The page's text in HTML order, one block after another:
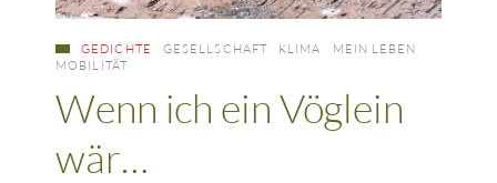
GEDICHTE GESELLSCHAFT KLIMA
MEIN LEBEN
MOBILITÄT
Wenn ich ein Vöglein
wär…